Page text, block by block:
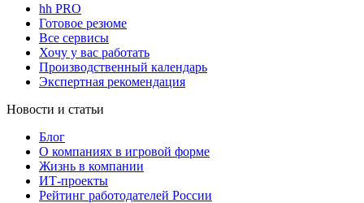
hh PRO
Готовое резюме
Все сервисы
Хочу у вас работать
Производственный календарь
Экспертная рекомендация
Новости и статьи
Блог
О компаниях в игровой форме
Жизнь в компании
ИТ-проекты
Рейтинг работодателей России